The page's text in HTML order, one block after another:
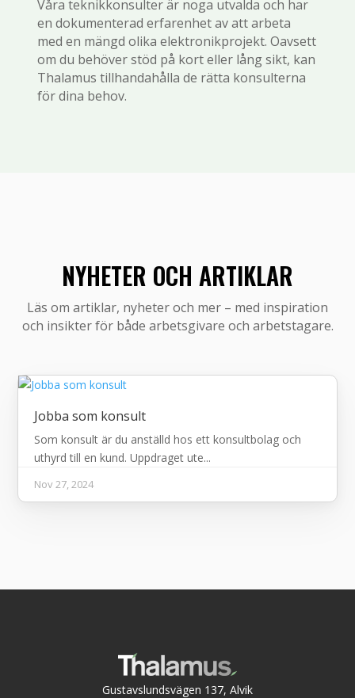
Våra teknikkonsulter är noga utvalda och har
en dokumenterad erfarenhet av att arbeta
med en mängd olika elektronikprojekt. Oavsett
om du behöver stöd på kort eller lång sikt, kan
Thalamus tillhandahålla de rätta konsulterna
för dina behov.
NYHETER OCH ARTIKLAR
Läs om artiklar, nyheter och mer – med inspiration
och insikter för både arbetsgivare och arbetstagare.
Jobba som konsult
Nov 27, 2024
Som konsult är du anställd hos ett konsultbolag och
uthyrd till en kund. Uppdraget ute...
Gustavslundsvägen 137, Alvik